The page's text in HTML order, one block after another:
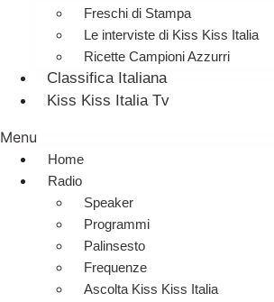
Freschi di Stampa
Le interviste di Kiss Kiss Italia
Ricette Campioni Azzurri
Classifica Italiana
Kiss Kiss Italia Tv
Menu
Home
Radio
Speaker
Programmi
Palinsesto
Frequenze
Ascolta Kiss Kiss Italia